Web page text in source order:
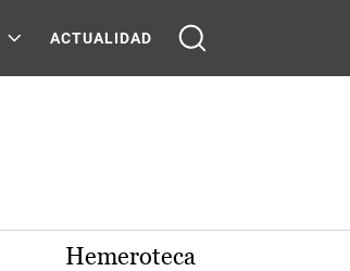
ACTUALIDAD
Hemeroteca